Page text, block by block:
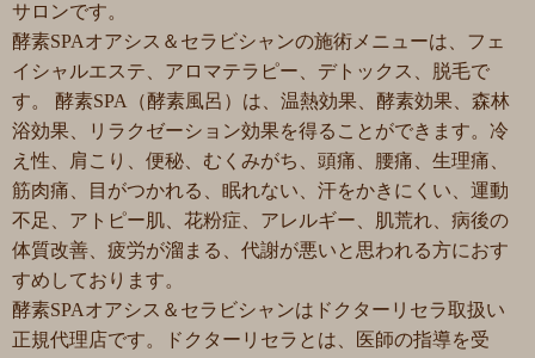
サロンです。
酵素SPAオアシス＆セラビシャンの施術メニューは、フェ
イシャルエステ、アロマテラピー、デトックス、脱毛で
す。 酵素SPA（酵素風呂）は、温熱効果、酵素効果、森林
浴効果、リラクゼーション効果を得ることができます。冷
え性、肩こり、便秘、むくみがち、頭痛、腰痛、生理痛、
筋肉痛、目がつかれる、眠れない、汗をかきにくい、運動
不足、アトピー肌、花粉症、アレルギー、肌荒れ、病後の
体質改善、疲労が溜まる、代謝が悪いと思われる方におす
すめしております。
酵素SPAオアシス＆セラビシャンはドクターリセラ取扱い
正規代理店です。ドクターリセラとは、医師の指導を受